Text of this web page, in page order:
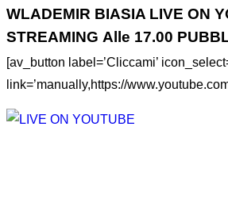
WLADEMIR BIASIA LIVE ON
STREAMING Alle 17.00
[av_button label=’Cliccami’
link=’manually,https://